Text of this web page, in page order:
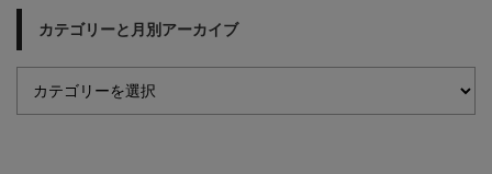
カテゴリーと月別アーカイブ